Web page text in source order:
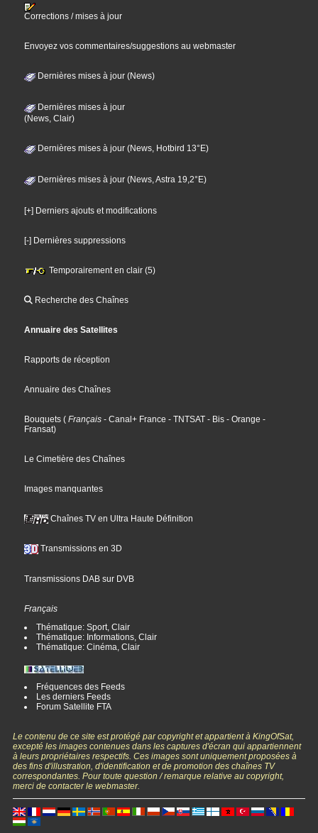
Corrections / mises à jour
Envoyez vos commentaires/suggestions au webmaster
Dernières mises à jour (News)
Dernières mises à jour
(News, Clair)
Dernières mises à jour (News, Hotbird 13°E)
Dernières mises à jour (News, Astra 19,2°E)
[+] Derniers ajouts et modifications
[-] Dernières suppressions
Temporairement en clair (5)
Recherche des Chaînes
Annuaire des Satellites
Rapports de réception
Annuaire des Chaînes
Bouquets ( Français - Canal+ France - TNTSAT - Bis - Orange -
Fransat)
Le Cimetière des Chaînes
Images manquantes
Chaînes TV en Ultra Haute Définition
Transmissions en 3D
Transmissions DAB sur DVB
Français
Thématique: Sport, Clair
Thématique: Informations, Clair
Thématique: Cinéma, Clair
Fréquences des Feeds
Les derniers Feeds
Forum Satellite FTA
Le contenu de ce site est protégé par copyright et appartient à KingOfSat,
excepté les images contenues dans les captures d'écran qui appartiennent
à leurs propriétaires respectifs. Ces images sont uniquement proposées à
des fins d'illustration, d'identification et de promotion des chaînes TV
correspondantes. Pour toute question / remarque relative au copyright,
merci de contacter le webmaster.